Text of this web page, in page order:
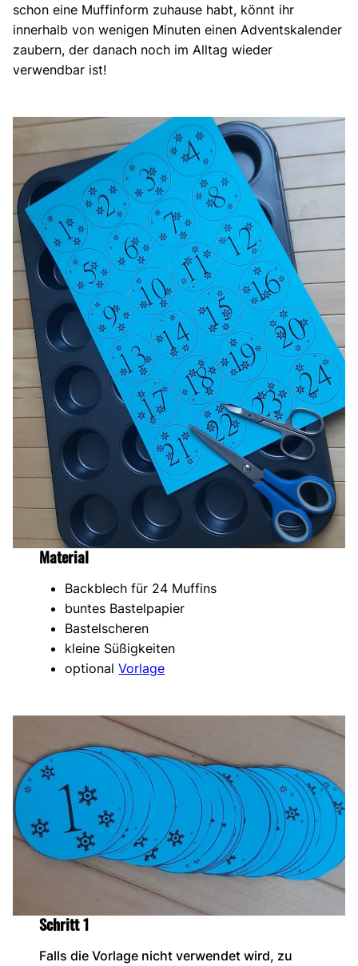
schon eine Muffinform zuhause habt, könnt ihr
innerhalb von wenigen Minuten einen Adventskalender
zaubern, der danach noch im Alltag wieder
verwendbar ist!
Material
Backblech für 24 Muffins
buntes Bastelpapier
Bastelscheren
kleine Süßigkeiten
optionalVorlage
Schritt 1
Falls die Vorlage nicht verwendet wird, zu